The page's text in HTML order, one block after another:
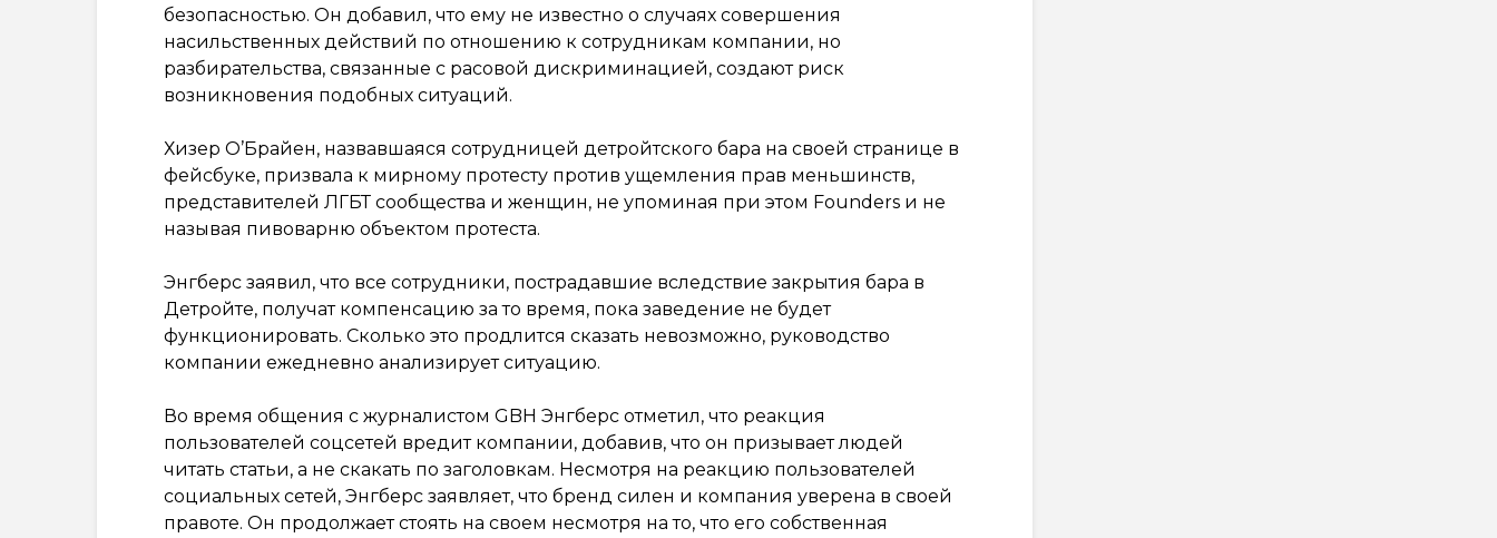
безопасностью. Он добавил, что ему не известно о случаях совершения
насильственных действий по отношению к сотрудникам компании, но
разбирательства, связанные с расовой дискриминацией, создают риск
возникновения подобных ситуаций.
Хизер О’Брайен, назвавшаяся сотрудницей детройтского бара на своей странице в
фейсбуке, призвала к мирному протесту против ущемления прав меньшинств,
представителей ЛГБТ сообщества и женщин, не упоминая при этом Founders и не
называя пивоварню объектом протеста.
Энгберс заявил, что все сотрудники, пострадавшие вследствие закрытия бара в
Детройте, получат компенсацию за то время, пока заведение не будет
функционировать. Сколько это продлится сказать невозможно, руководство
компании ежедневно анализирует ситуацию.
Во время общения с журналистом GBH Энгберс отметил, что реакция
пользователей соцсетей вредит компании, добавив, что он призывает людей
читать статьи, а не скакать по заголовкам. Несмотря на реакцию пользователей
социальных сетей, Энгберс заявляет, что бренд силен и компания уверена в своей
правоте. Он продолжает стоять на своем несмотря на то, что его собственная